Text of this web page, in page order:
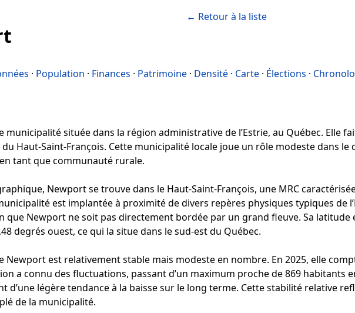
← Retour à la liste
· Population · Finances · Patrimoine · Densité · Carte · Élections ·
municipalité située dans la région administrative de l’Estrie, au Québec. Elle
du Haut-Saint-François. Cette municipalité locale joue un rôle modeste dans
tant que communauté rurale.
Newport se trouve dans le Haut-Saint-François, une MRC
est implantée à proximité de divers repères physiques typiques de
que Newport ne soit pas directement bordée par un grand fleuve. Sa latitude
degrés ouest, ce qui la situe dans le sud-est du Québec.
Newport est relativement stable mais modeste en nombre. En 2025, elle
a connu des fluctuations, passant d’un maximum proche de 869 habitants
d’une légère tendance à la baisse sur le long terme. Cette stabilité relative
de la municipalité.